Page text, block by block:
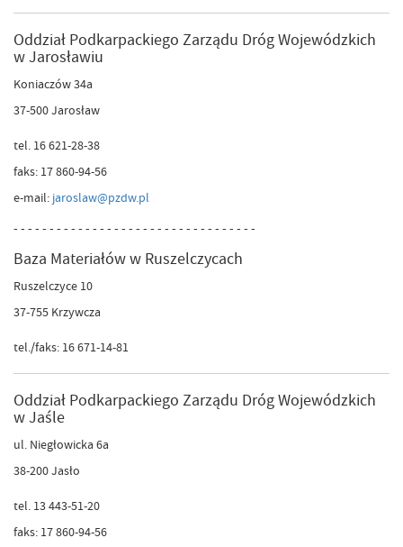
Oddział Podkarpackiego Zarządu Dróg Wojewódzkich
w Jarosławiu
Koniaczów 34a
37-500 Jarosław
tel. 16 621-28-38
faks: 17 860-94-56
e-mail: jaroslaw@pzdw.pl
- - - - - - - - - - - - - - - - - - - - - - - - - - - - - - - - - -
Baza Materiałów w Ruszelczycach
Ruszelczyce 10
37-755 Krzywcza
tel./faks: 16 671-14-81
Oddział Podkarpackiego Zarządu Dróg Wojewódzkich
w Jaśle
ul. Niegłowicka 6a
38-200 Jasło
tel. 13 443-51-20
faks: 17 860-94-56